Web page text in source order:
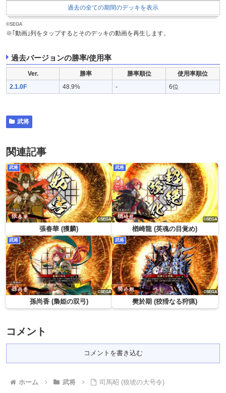
過去の全ての期間のデッキを表示
©SEGA
※｢動画｣列をタップするとそのデッキの動画を再生します。
過去バージョンの勝率/使用率
Ver. 勝率 勝率順位
使用率順位
2.1.0F
48.9% - 6位
武将
関連記事
武将
張春華 (獲麟)
武将
楢崎龍 (英魂の目覚め)
武将
孫尚香 (梟姫の双弓)
武将
樊於期 (狡猾なる狩猟)
コメント
コメントを書き込む
ホーム 武将 司馬昭 (狼琥の大号令)